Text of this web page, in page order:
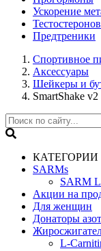
Ускорение
Предтреники
Спортивное
Аксессуары
Шейкеры и
SmartShake
КАТЕГОРИИ
SARMs
SARM
Акции на
Для женщин
Донаторы
L-